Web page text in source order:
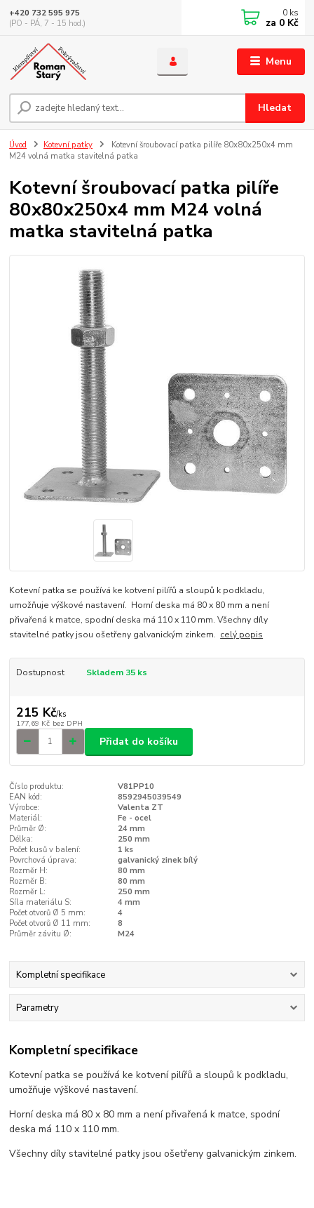
Menu
Hledat
+420 732 595 975
(PO - PÁ, 7 - 15 hod.)
0 ks
za 0 Kč
Úvod Kotevní patky
Kotevní šroubovací patka pilíře 80x80x250x4 mm
M24 volná matka stavitelná patka
Kotevní šroubovací patka pilíře
80x80x250x4 mm M24 volná
matka stavitelná patka
Kotevní patka se používá ke kotvení pilířů a sloupů k podkladu,
umožňuje výškové nastavení. Horní deska má 80 x 80 mm a není
přivařená k matce, spodní deska má 110 x 110 mm. Všechny díly
stavitelné patky jsou ošetřeny galvanickým zinkem. celý popis
Dostupnost Skladem 35 ks
215 Kč/ks
177,69 Kč bez DPH
Přidat do košíku
Číslo produktu:
V81PP10
EAN kód:
8592945039549
Výrobce:
Valenta ZT
Materiál:
Fe - ocel
Průměr Ø:
24 mm
Délka:
250 mm
Počet kusů v balení:
1 ks
Povrchová úprava:
galvanický zinek bílý
Rozměr H:
80 mm
Rozměr B:
80 mm
Rozměr L:
250 mm
Síla materiálu S:
4 mm
Počet otvorů Ø 5 mm:
4
Počet otvorů Ø 11 mm:
8
Průměr závitu Ø:
M24
Kompletní specifikace
Parametry
Kompletní specifikace
Kotevní patka se používá ke kotvení pilířů a sloupů k podkladu,
umožňuje výškové nastavení.
Horní deska má 80 x 80 mm a není přivařená k matce, spodní
deska má 110 x 110 mm.
Všechny díly stavitelné patky jsou ošetřeny galvanickým zinkem.